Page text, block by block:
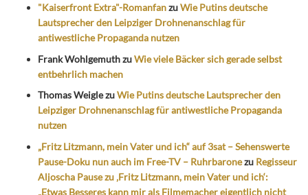
"Kaiserfront Extra"-RomanfanzuWie Putins deutsche
Lautsprecher den Leipziger Drohnenanschlag für
antiwestliche Propaganda nutzen
Frank WohlgemuthzuWie viele Bäcker sich gerade selbst
entbehrlich machen
Thomas WeiglezuWie Putins deutsche Lautsprecher den
Leipziger Drohnenanschlag für antiwestliche Propaganda
nutzen
„Fritz Litzmann, mein Vater und ich“ auf 3sat – Sehenswerte
Pause-Doku nun auch im Free-TV – Ruhrbaronezu Regisseur
Aljoscha Pause zu ‚Fritz Litzmann, mein Vater und ich‘:
„Etwas Besseres kann mir als Filmemacher eigentlich nicht